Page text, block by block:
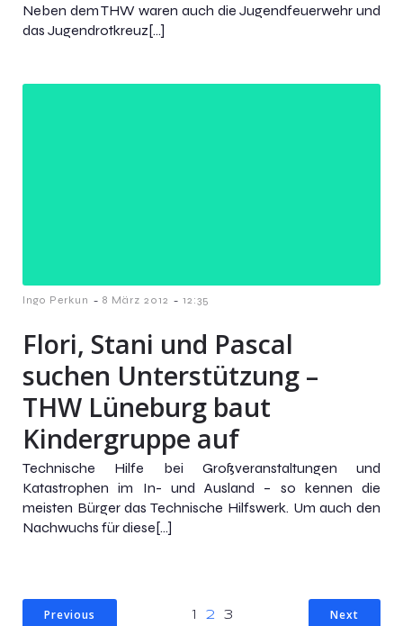
Neben dem THW waren auch die Jugendfeuerwehr und
das Jugendrotkreuz[…]
Ingo Perkun - 8 März 2012 - 12:35
Flori, Stani und Pascal
suchen Unterstützung –
THW Lüneburg baut
Kindergruppe auf
Technische Hilfe bei Großveranstaltungen und
Katastrophen im In- und Ausland – so kennen die
meisten Bürger das Technische Hilfswerk. Um auch den
Nachwuchs für diese[…]
Previous 1 2 3 Next